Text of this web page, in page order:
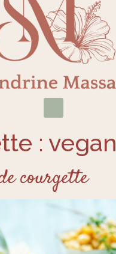
: vegan
courgette